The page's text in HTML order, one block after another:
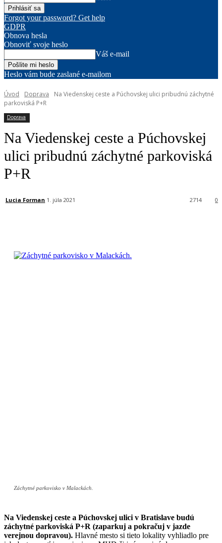
Forgot your password? Get help
GDPR
Obnova hesla
Obnoviť svoje heslo
Váš e-mail
Heslo vám bude zaslané e-mailom
Úvod Doprava
Na Viedenskej ceste a Púchovskej ulici pribudnú záchytné
parkoviská P+R
Doprava
Na Viedenskej ceste a Púchovskej
ulici pribudnú záchytné parkoviská
P+R
Lucia Forman 1. júla 2021 0
2714
Záchytné parkovisko v Malackách.
Na Viedenskej ceste a Púchovskej ulici v Bratislave budú
záchytné parkoviská P+R (zaparkuj a pokračuj v jazde
verejnou dopravou). Hlavné mesto si tieto lokality vyhliadlo pre